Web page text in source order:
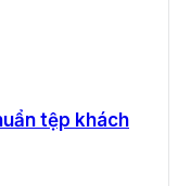
tệp khách